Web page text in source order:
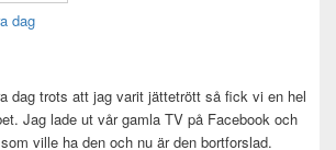
dag
dag trots att jag varit jättetrött så fick vi en hel
Jag lade ut vår gamla TV på Facebook och
ville ha den och nu är den bortforslad.